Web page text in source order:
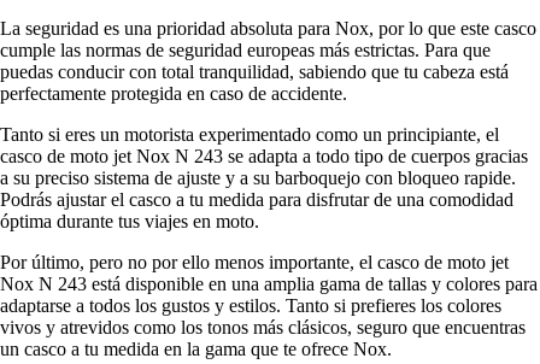
La seguridad es una prioridad absoluta para Nox, por lo que este casco
cumple las normas de seguridad europeas más estrictas. Para que
puedas conducir con total tranquilidad, sabiendo que tu cabeza está
perfectamente protegida en caso de accidente.
Tanto si eres un motorista experimentado como un principiante, el
casco de moto jet Nox N 243 se adapta a todo tipo de cuerpos gracias
a su preciso sistema de ajuste y a su barboquejo con bloqueo rapide.
Podrás ajustar el casco a tu medida para disfrutar de una comodidad
óptima durante tus viajes en moto.
Por último, pero no por ello menos importante, el casco de moto jet
Nox N 243 está disponible en una amplia gama de tallas y colores para
adaptarse a todos los gustos y estilos. Tanto si prefieres los colores
vivos y atrevidos como los tonos más clásicos, seguro que encuentras
un casco a tu medida en la gama que te ofrece Nox.